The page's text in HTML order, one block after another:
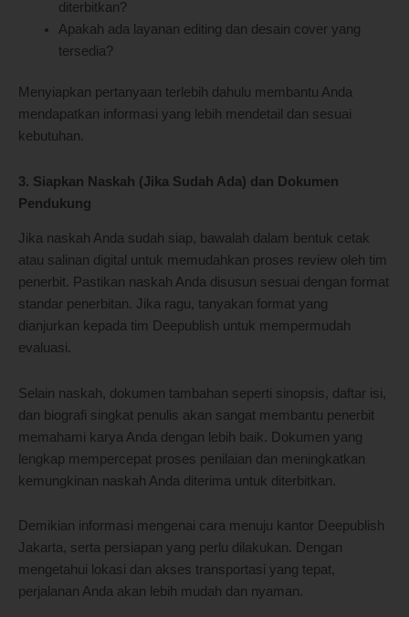
diterbitkan?
Apakah ada layanan editing dan desain cover yang
tersedia?
Menyiapkan pertanyaan terlebih dahulu membantu Anda
mendapatkan informasi yang lebih mendetail dan sesuai
kebutuhan.
3. Siapkan Naskah (Jika Sudah Ada) dan Dokumen
Pendukung
Jika naskah Anda sudah siap, bawalah dalam bentuk cetak
atau salinan digital untuk memudahkan proses review oleh tim
penerbit. Pastikan naskah Anda disusun sesuai dengan format
standar penerbitan. Jika ragu, tanyakan format yang
dianjurkan kepada tim Deepublish untuk mempermudah
evaluasi.
Selain naskah, dokumen tambahan seperti sinopsis, daftar isi,
dan biografi singkat penulis akan sangat membantu penerbit
memahami karya Anda dengan lebih baik. Dokumen yang
lengkap mempercepat proses penilaian dan meningkatkan
kemungkinan naskah Anda diterima untuk diterbitkan.
Demikian informasi mengenai cara menuju kantor Deepublish
Jakarta, serta persiapan yang perlu dilakukan. Dengan
mengetahui lokasi dan akses transportasi yang tepat,
perjalanan Anda akan lebih mudah dan nyaman.